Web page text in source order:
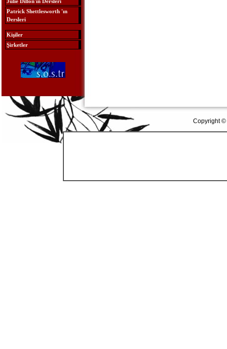
Patrick Shettlesworth 'ın
Dersleri
Kişiler
Şirketler
Copyright ©